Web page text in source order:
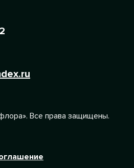
Все права защищены.